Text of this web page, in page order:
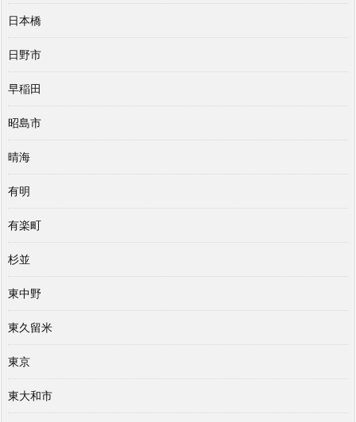
日本橋
日野市
早稲田
昭島市
晴海
有明
有楽町
杉並
東中野
東久留米
東京
東大和市